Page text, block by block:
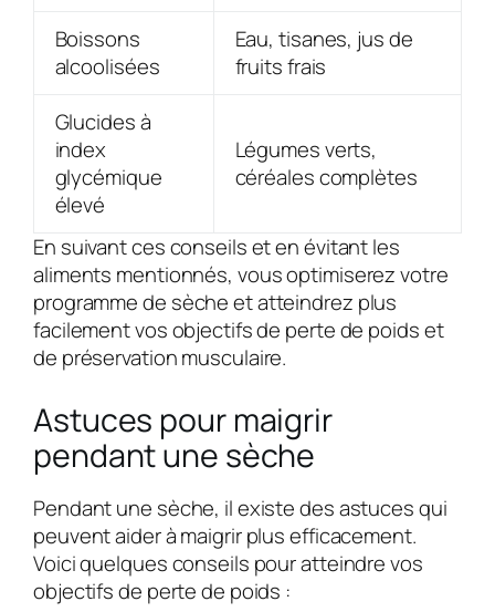
Boissons
alcoolisées
Eau, tisanes, jus de
fruits frais
Glucides à
index
glycémique
élevé
Légumes verts,
céréales complètes
En suivant ces conseils et en évitant les
aliments mentionnés, vous optimiserez votre
programme de sèche et atteindrez plus
facilement vos objectifs de perte de poids et
de préservation musculaire.
Astuces pour maigrir
pendant une sèche
Pendant une sèche, il existe des astuces qui
peuvent aider à maigrir plus efficacement.
Voici quelques conseils pour atteindre vos
objectifs de perte de poids :